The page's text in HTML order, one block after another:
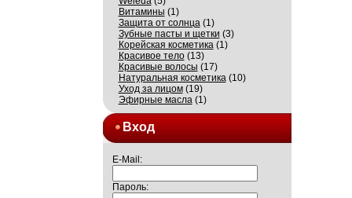
Витамины (1)
Защита от солнца(1)
Зубные пасты и щетки (3)
Корейская косметика(1)
Красивое тело(13)
Красивые волосы (17)
Натуральная косметика(10)
Уход за лицом(19)
Эфирные масла(1)
Вход
E-Mail:
Пароль: